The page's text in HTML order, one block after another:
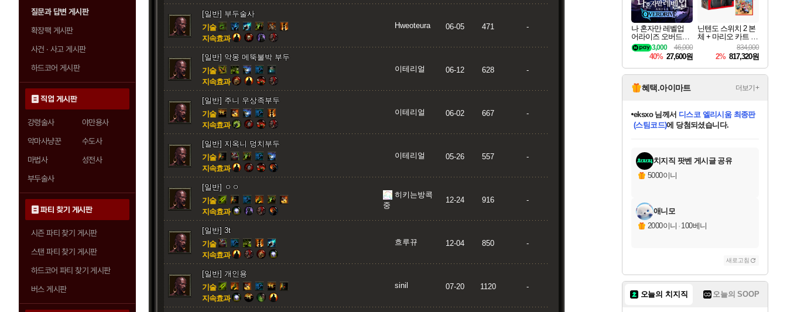
질문과 답변 게시판
확장팩 게시판
사건 · 사고 게시판
하드코어 게시판
직업 게시판
강령술사
야만용사
악마사냥꾼
수도사
마법사
성전사
부두술사
파티 찾기 게시판
시즌 파티 찾기 게시판
스탠 파티 찾기 게시판
하드코어 파티 찾기 게시판
버스 게시판
[일반] 부두술사
기술
지속효과
Hweoteura 06-05 471 -
[일반] 악몽 메뚝불박 부두
기술
지속효과
이테리얼 06-12 628 -
[일반] 주니 우상족부두
기술
지속효과
이테리얼 06-02 667 -
[일반] 지옥니 덩치부두
기술
지속효과
이테리얼 05-26 557 -
[일반] ㅇㅇ
기술
지속효과
히키는방콕
중
12-24 916 -
[일반] 3t
기술
지속효과
흐루뀨 12-04 850 -
[일반] 개인용
기술
지속효과
sinil 07-20 1120 -
나 혼자만 레벨업
어라이즈 오버드라
이브 Solo Leveling A
rise
46,000
3,000
40% 27,600원
닌텐도 스위치 2 본
체 + 마리오 카트 월
드 + 포켓몬 포코피
아 번들
834,000
2% 817,320원
혜택.아이마트 더보기+
당첨되셨습니다.
당첨되셨습니다.
eksxo님께서 디스코 엘리시움 최종판
(스팀코드)에 당첨되셨습니다.
당첨되셨습니다.
당첨되셨습니다.
에디션 (스팀코드)를 교환.
당첨되셨습니다.
당첨되셨습니다.
당첨되셨습니다.
당첨되셨습니다.
치지직 팟벤 게시글 공유
5000이니
애니모
2000이니 · 100베니
새로고침
오늘의 치지직 오늘의 SOOP